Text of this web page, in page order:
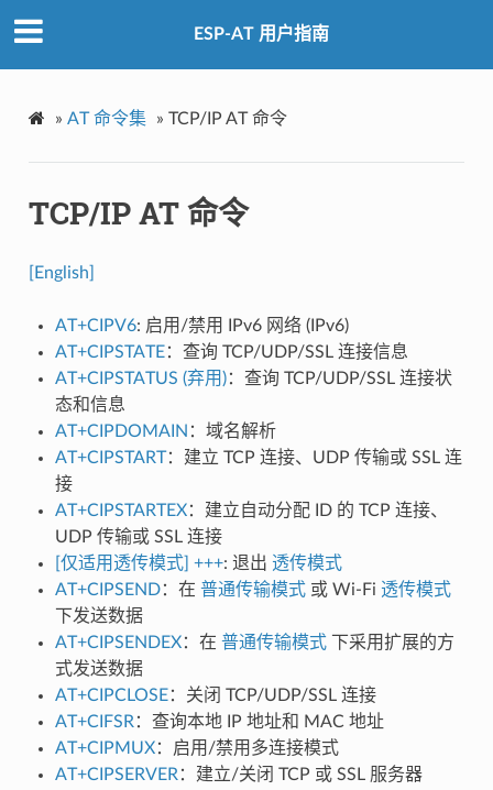
ESP-AT 用户指南
» AT 命令集 » TCP/IP AT 命令
TCP/IP AT 命令
[English]
AT+CIPV6: 启用/禁用 IPv6 网络 (IPv6)
AT+CIPSTATE：查询 TCP/UDP/SSL 连接信息
AT+CIPSTATUS (弃用)：查询 TCP/UDP/SSL 连接状
态和信息
AT+CIPDOMAIN ：域名解析
AT+CIPSTART：建立 TCP 连接、UDP 传输或 SSL 连
接
AT+CIPSTARTEX：建立自动分配 ID 的 TCP 连接、
UDP 传输或 SSL 连接
[仅适用透传模式] +++: 退出 透传模式
AT+CIPSEND：在 普通传输模式或 Wi-Fi 透传模式
下发送数据
AT+CIPSENDEX：在 普通传输模式下采用扩展的方
式发送数据
AT+CIPCLOSE：关闭 TCP/UDP/SSL 连接
AT+CIFSR ：查询本地 IP 地址和 MAC 地址
AT+CIPMUX：启用/禁用多连接模式
AT+CIPSERVER ：建立/关闭 TCP 或 SSL 服务器